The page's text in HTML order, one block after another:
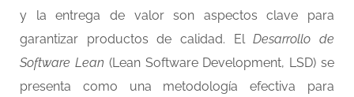
y la entrega de valor son aspectos clave para
garantizar productos de calidad. ElDesarrollo de
Software Lean (Lean Software Development, LSD) se
presenta como una metodología efectiva para